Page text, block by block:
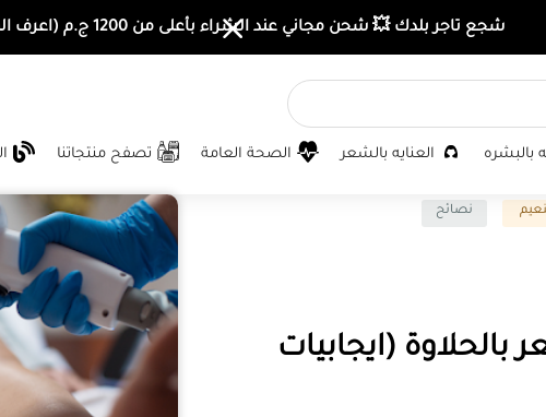
شجع تاجر بلدك 💥 شحن مجاني عند الشراء بأعلى من 1200 ج.م (اعرف المزيد)
بالبشره العنايه بالشعر الصحة العامة تصفح منتجاتنا
نصائح
بالحلاوة (ايجابيات